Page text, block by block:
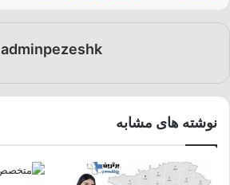
adminpezeshk
نوشته های مشابه